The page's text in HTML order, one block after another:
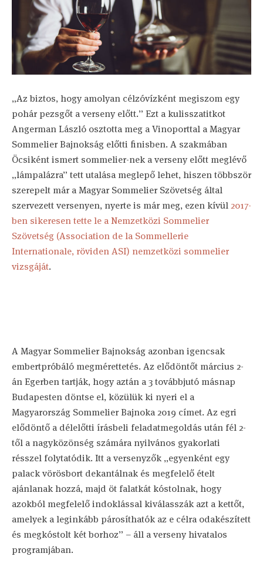
„Az biztos, hogy amolyan célzóvízként megiszom egy
pohár pezsgőt a verseny előtt.” Ezt a kulisszatitkot
Angerman László osztotta meg a Vinoporttal a Magyar
Sommelier Bajnokság előtti finisben. A szakmában
Öcsiként ismert sommelier-nek a verseny előtt meglévő
„lámpalázra” tett utalása meglepő lehet, hiszen többször
szerepelt már a Magyar Sommelier Szövetség által
szervezett versenyen, nyerte is már meg, ezen kívül2017-
ben sikeresen tette le a Nemzetközi Sommelier
Szövetség (Association de la Sommellerie
Internationale, röviden ASI) nemzetközi sommelier
vizsgáját.
A Magyar Sommelier Bajnokság azonban igencsak
embertpróbáló megmérettetés. Az elődöntőt március 2-
án Egerben tartják, hogy aztán a 3 továbbjutó másnap
Budapesten döntse el, közülük ki nyeri el a
Magyarország Sommelier Bajnoka 2019 címet. Az egri
elődöntő a délelőtti írásbeli feladatmegoldás után fél 2-
től a nagyközönség számára nyilvános gyakorlati
résszel folytatódik. Itt a versenyzők „egyenként egy
palack vörösbort dekantálnak és megfelelő ételt
ajánlanak hozzá, majd öt falatkát kóstolnak, hogy
azokból megfelelő indoklással kiválasszák azt a kettőt,
amelyek a leginkább párosíthatók az e célra odakészített
és megkóstolt két borhoz” – áll a verseny hivatalos
programjában.